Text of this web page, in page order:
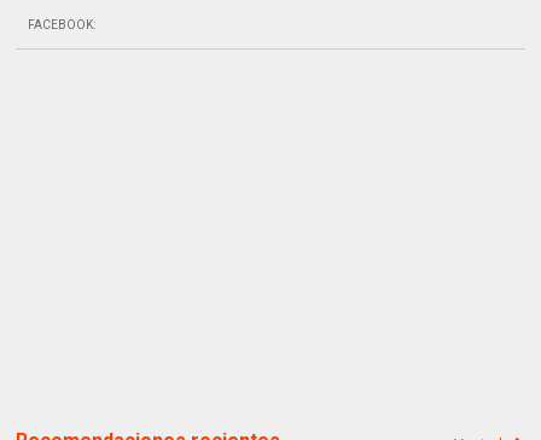
FACEBOOK: